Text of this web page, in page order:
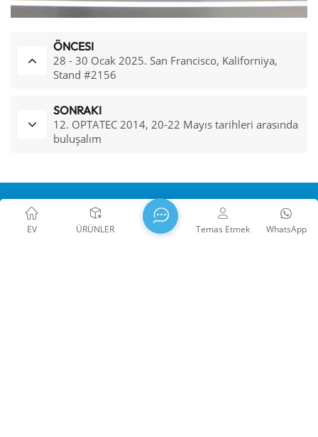
ÖNCESI
28 - 30 Ocak 2025. San Francisco, Kaliforniya,
Stand #2156
SONRAKI
12. OPTATEC 2014, 20-22 Mayıs tarihleri ​​arasında
buluşalım
EV ÜRÜNLER WhatsApp
Temas Etmek